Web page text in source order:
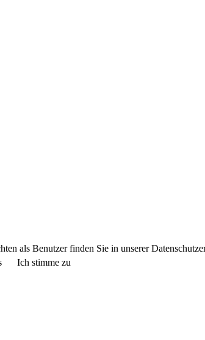
als Benutzer finden Sie in unserer
Ich stimme zu